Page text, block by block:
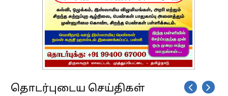
தொடர்புடைய செய்திகள்